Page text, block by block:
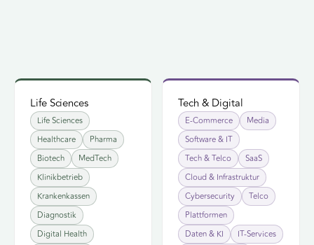
Life Sciences
Life Sciences
Healthcare
Pharma
Biotech
MedTech
Klinikbetrieb
Krankenkassen
Diagnostik
Digital Health
Life Sciences
Spezial-Beratungen mit
dokumentiertem Track
Life Sciences
— kuratiert vom WLA-
Netzwerk.
Berater
→
12
TAGS
Tech & Digital
E-Commerce
Media
Software & IT
Tech & Telco
SaaS
Cloud & Infrastruktur
Cybersecurity
Telco
Plattformen
Daten & KI
IT-Services
CLUSTER
Tech & Digital
Spezial-Beratungen mit
dokumentiertem Track
Record in
Tech &
Digital
— kuratiert vom
WLA-Netzwerk.
Berater
finden
→
14
TAGS